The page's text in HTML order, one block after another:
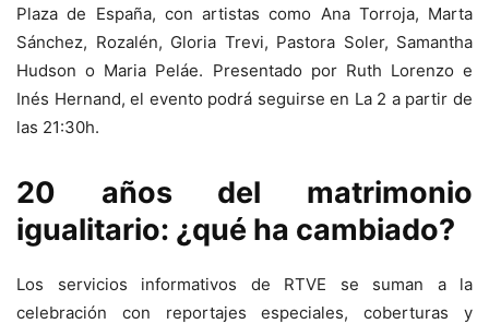
Plaza de España, con artistas como Ana Torroja, Marta
Sánchez, Rozalén, Gloria Trevi, Pastora Soler, Samantha
Hudson o Maria Peláe. Presentado por Ruth Lorenzo e
Inés Hernand, el evento podrá seguirse en La 2 a partir de
las 21:30h.
20 años del matrimonio
igualitario: ¿qué ha cambiado?
Los servicios informativos de RTVE se suman a la
celebración con reportajes especiales, coberturas y